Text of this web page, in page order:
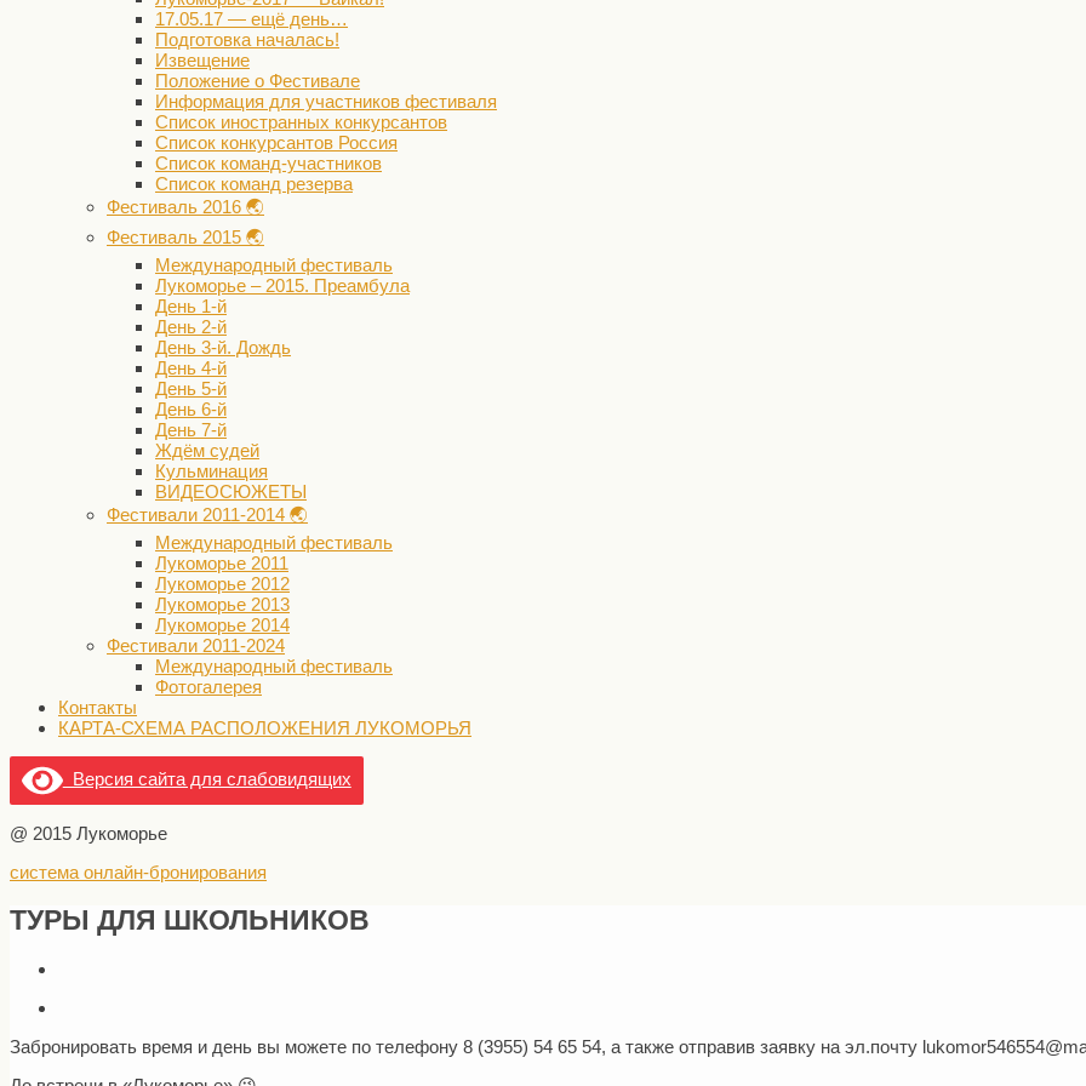
17.05.17 — ещё день…
Подготовка началась!
Извещение
Положение о Фестивале
Информация для участников фестиваля
Список иностранных конкурсантов
Список конкурсантов Россия
Список команд-участников
Список команд резерва
Фестиваль 2016 🌏
Фестиваль 2015 🌏
Международный фестиваль
Лукоморье – 2015. Преамбула
День 1-й
День 2-й
День 3-й. Дождь
День 4-й
День 5-й
День 6-й
День 7-й
Ждём судей
Кульминация
ВИДЕОСЮЖЕТЫ
Фестивали 2011-2014 🌏
Международный фестиваль
Лукоморье 2011
Лукоморье 2012
Лукоморье 2013
Лукоморье 2014
Фестивали 2011-2024
Международный фестиваль
Фотогалерея
Контакты
КАРТА-СХЕМА РАСПОЛОЖЕНИЯ ЛУКОМОРЬЯ
Версия сайта для слабовидящих
@ 2015 Лукоморье
система онлайн-бронирования
ТУРЫ ДЛЯ ШКОЛЬНИКОВ
Забронировать время и день вы можете по телефону 8 (3955) 54 65 54, а также отправив заявку на эл.почту